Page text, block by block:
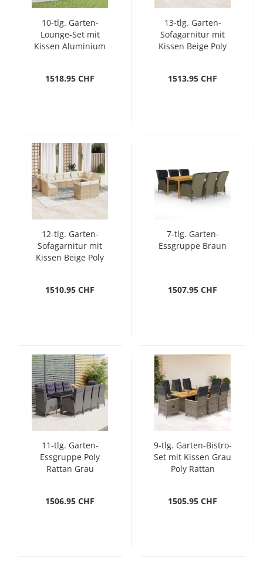
10-tlg. Garten-
Lounge-Set mit
Kissen Aluminium
1518.95 CHF
13-tlg. Garten-
Sofagarnitur mit
Kissen Beige Poly
1513.95 CHF
12-tlg. Garten-
Sofagarnitur mit
Kissen Beige Poly
1510.95 CHF
7-tlg. Garten-
Essgruppe Braun
1507.95 CHF
11-tlg. Garten-
Essgruppe Poly
Rattan Grau
1506.95 CHF
9-tlg. Garten-Bistro-
Set mit Kissen Grau
Poly Rattan
1505.95 CHF